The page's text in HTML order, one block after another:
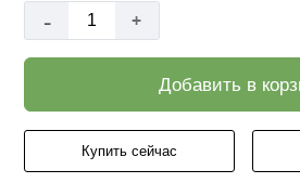
- +
Добавить в
Купить сейчас